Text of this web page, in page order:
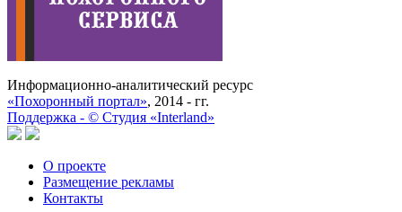
Информационно-аналитический ресурс
«Похоронный портал», 2014 - гг.
Поддержка - © Cтудия «Interland»
О проекте
Размещение рекламы
Контакты